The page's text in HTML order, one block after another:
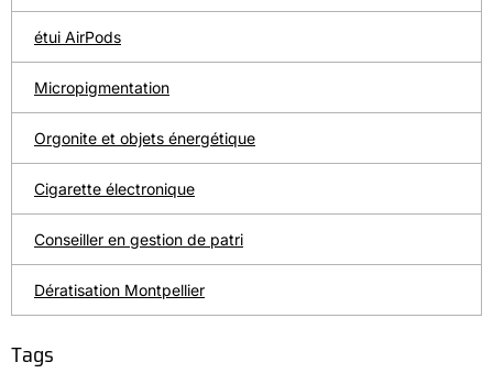
étui AirPods
Micropigmentation
Orgonite et objets énergétique
Cigarette électronique
Conseiller en gestion de patri
Dératisation Montpellier
Tags